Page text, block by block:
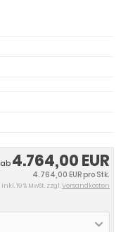
ab 4.764,00 EUR
4.764,00 EUR pro Stk.
inkl. 19 % MwSt. zzgl.Versandkosten